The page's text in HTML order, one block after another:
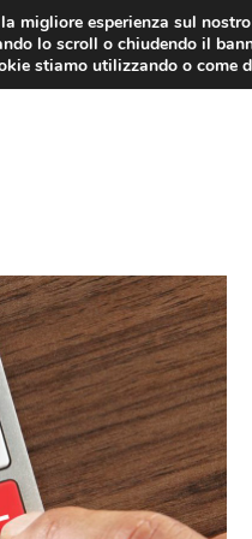
migliore esperienza sul
lo scroll o chiudendo il
stiamo utilizzando o come